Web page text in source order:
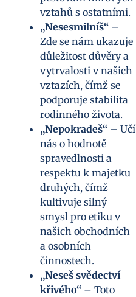
vztahů s ostatními.
„Nesesmilníš“ –
Zde se nám ukazuje
důležitost důvěry a
vytrvalosti v našich
vztazích, čímž se
podporuje stabilita
rodinného života.
„Nepokradeš“ – Učí
nás o hodnotě
spravedlnosti a
respektu k majetku
druhých, čímž
kultivuje silný
smysl pro etiku v
našich obchodních
a osobních
činnostech.
„Neseš svědectví
křivého“ – Toto